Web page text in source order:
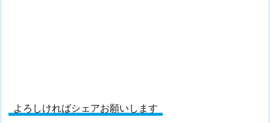
よろしければシェアお願いします